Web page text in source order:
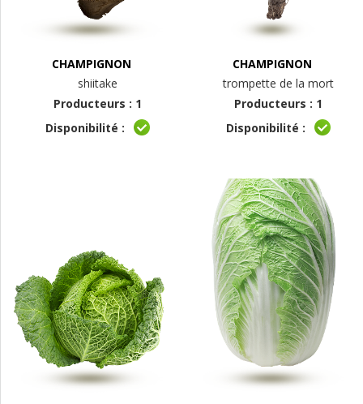
CHAMPIGNON
shiitake
Producteurs : 1
Disponibilité :
CHAMPIGNON
trompette de la mort
Producteurs : 1
Disponibilité :